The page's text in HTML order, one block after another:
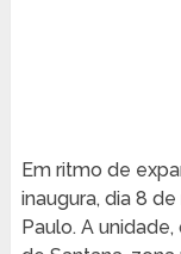
Em ritmo de
inaugura, dia 8
Paulo. A